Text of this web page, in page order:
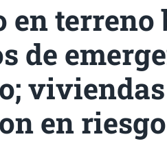
en
de
en riesgo